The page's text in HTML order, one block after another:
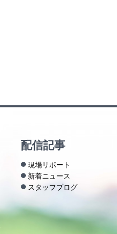
配信記事
現場リポート
新着ニュース
スタッフブログ